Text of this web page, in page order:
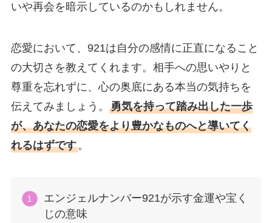
いや再会を暗示しているのかもしれません。
恋愛において、921は自分の感情に正直になること
の大切さを教えてくれます。相手への思いやりと
尊重を忘れずに、心の奥底にある本当の気持ちを
伝えてみましょう。 勇気を持って踏み出した一歩
が、あなたの恋愛をより豊かなものへと導いてく
れるはずです。
エンジェルナンバー921が示す金運や宝く
じの意味